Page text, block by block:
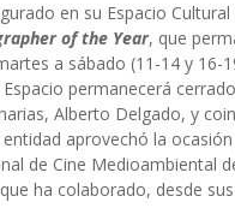
en su Espacio
of the Year, que
a sábado (11-14 y
permanecerá
Alberto Delgado, y
aprovechó la
de Cine Medioambiental
ha colaborado, desde